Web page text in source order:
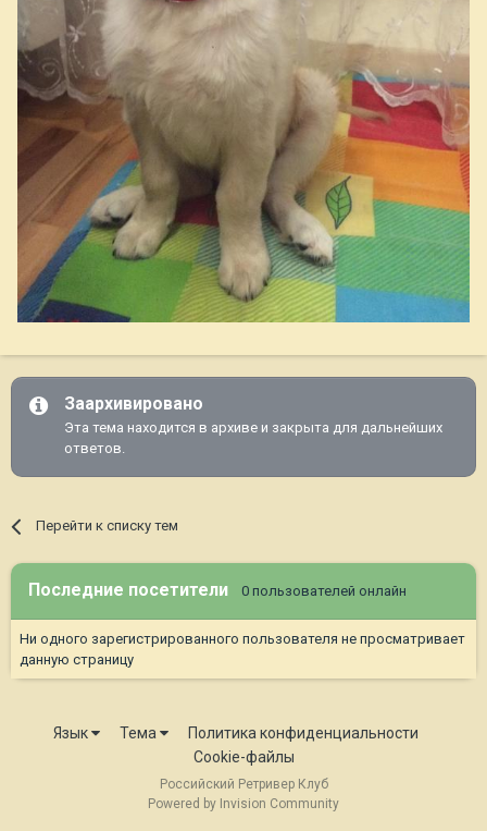
Заархивировано
Эта тема находится в архиве и закрыта для дальнейших
ответов.
Перейти к списку тем
Последние посетители 0 пользователей онлайн
Ни одного зарегистрированного пользователя не просматривает
данную страницу
Язык Тема
Политика конфиденциальности
Cookie-файлы
Российский Ретривер Клуб
Powered by Invision Community